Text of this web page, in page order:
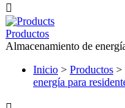

Productos
Almacenamiento de
Inicio > Productos >
energía para